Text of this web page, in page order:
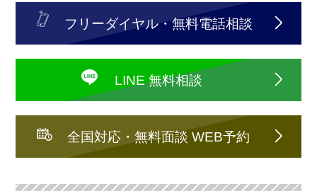
フリーダイヤル・無料電話相談
LINE 無料相談
全国対応・無料面談 WEB予約